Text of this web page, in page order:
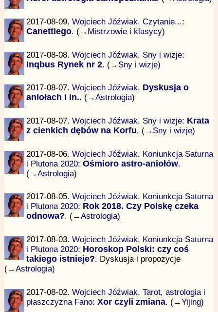
2017-08-09. Wojciech Jóźwiak. Czytanie...:
Canettiego. (→ Mistrzowie i klasycy)
2017-08-08. Wojciech Jóźwiak. Sny i wizje:
Inqbus Rynek nr 2. (→ Sny i wizje)
2017-08-07. Wojciech Jóźwiak. Dyskusja o
aniołach i in.. (→Astrologia)
2017-08-07. Wojciech Jóźwiak. Sny i wizje: Krata
z cienkich dębów na Korfu. (→ Sny i wizje)
2017-08-06. Wojciech Jóźwiak. Koniunkcja Saturna
i Plutona 2020: Ośmioro astro-aniołów.
(→Astrologia)
2017-08-05. Wojciech Jóźwiak. Koniunkcja Saturna
i Plutona 2020: Rok 2018. Czy Polskę czeka
odnowa?. (→Astrologia)
2017-08-03. Wojciech Jóźwiak. Koniunkcja Saturna
i Plutona 2020: Horoskop Polski: czy coś
takiego istnieje?. Dyskusja i propozycje
(→Astrologia)
2017-08-02. Wojciech Jóźwiak. Tarot, astrologia i
płaszczyzna Fano: Xor czyli zmiana. (→Yijing)